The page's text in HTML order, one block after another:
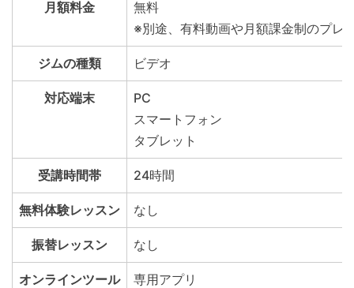
月額料金
無料
※別途、有料動画や月額課金制のプレ
ジムの種類 ビデオ
対応端末
PC
スマートフォン
タブレット
受講時間帯 24時間
無料体験レッスン なし
振替レッスン なし
オンラインツール 専用アプリ